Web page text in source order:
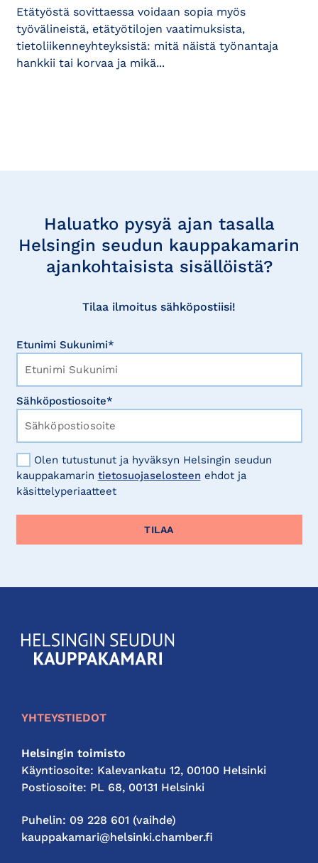
Etätyöstä sovittaessa voidaan sopia myös
työvälineistä, etätyötilojen vaatimuksista,
tietoliikenneyhteyksistä: mitä näistä työnantaja
hankkii tai korvaa ja mikä...
Haluatko pysyä ajan tasalla
Helsingin seudun kauppakamarin
ajankohtaisista sisällöistä?
Tilaa ilmoitus sähköpostiisi!
Etunimi Sukunimi*
Sähköpostiosoite*
Olen tutustunut ja hyväksyn Helsingin seudun
kauppakamarin tietosuojaselosteen ehdot ja
käsittelyperiaatteet
KauppakamariHelsingin
seudun
YHTEYSTIEDOT
Helsingin toimisto
Käyntiosoite: Kalevankatu 12, 00100 Helsinki
Postiosoite: PL 68, 00131 Helsinki
Puhelin: 09 228 601 (vaihde)
kauppakamari@helsinki.chamber.fi